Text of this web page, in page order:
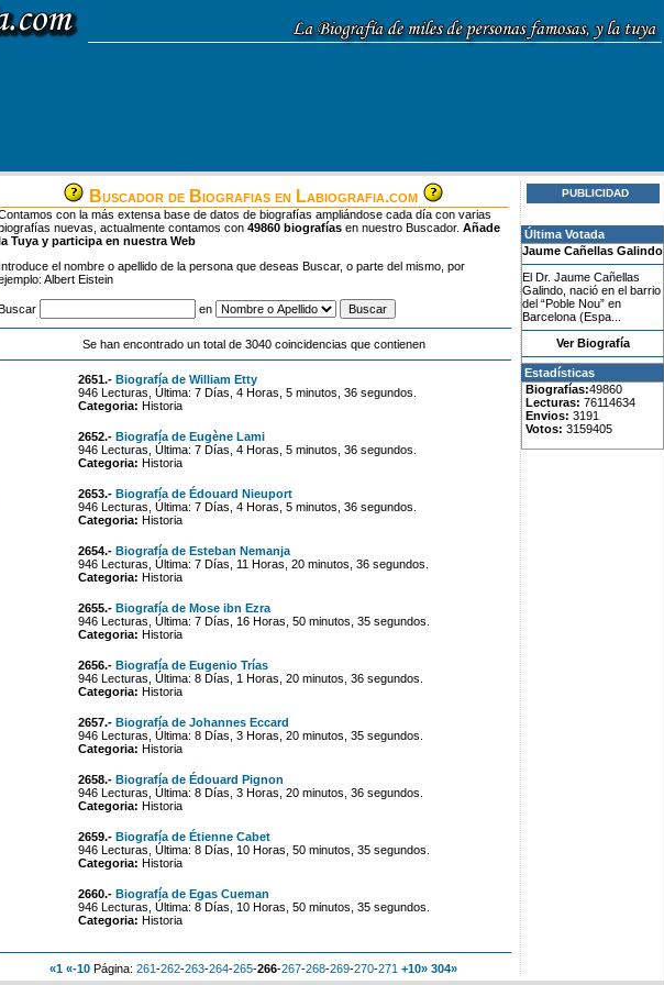
Buscador de Biografias en Labiografia.com
con la más extensa base de datos de biografías ampliándose cada día con varias
nuevas, actualmente contamos con 49860 biografías en nuestro Buscador. Añade
Tuya y participa en nuestra Web
Introduce el nombre o apellido de la persona que deseas Buscar, o parte del mismo, por
Albert Eistein
en
Se han encontrado un total de 3040 coincidencias que contienen
2651.- Biografía de William Etty
946 Lecturas, Última: 7 Días, 4 Horas, 5 minutos, 36 segundos.
Categoria: Historia
2652.- Biografía de Eugène Lami
946 Lecturas, Última: 7 Días, 4 Horas, 5 minutos, 36 segundos.
Categoria: Historia
2653.- Biografía de Édouard Nieuport
946 Lecturas, Última: 7 Días, 4 Horas, 5 minutos, 36 segundos.
Categoria: Historia
2654.- Biografía de Esteban Nemanja
946 Lecturas, Última: 7 Días, 11 Horas, 20 minutos, 36 segundos.
Categoria: Historia
2655.- Biografía de Mose ibn Ezra
946 Lecturas, Última: 7 Días, 16 Horas, 50 minutos, 35 segundos.
Categoria: Historia
2656.- Biografía de Eugenio Trías
946 Lecturas, Última: 8 Días, 1 Horas, 20 minutos, 36 segundos.
Categoria: Historia
2657.- Biografía de Johannes Eccard
946 Lecturas, Última: 8 Días, 3 Horas, 20 minutos, 35 segundos.
Categoria: Historia
2658.- Biografía de Édouard Pignon
946 Lecturas, Última: 8 Días, 3 Horas, 20 minutos, 36 segundos.
Categoria: Historia
2659.- Biografía de Étienne Cabet
946 Lecturas, Última: 8 Días, 10 Horas, 50 minutos, 35 segundos.
Categoria: Historia
2660.- Biografía de Egas Cueman
946 Lecturas, Última: 8 Días, 10 Horas, 50 minutos, 35 segundos.
Categoria: Historia
«1 «-10 Página: 261-262-263-264-265-266-267-268-269-270-271 +10» 304»
PUBLICIDAD
Última Votada
Jaume Cañellas Galindo
El Dr. Jaume Cañellas
Galindo, nació en el barrio
del “Poble Nou” en
Barcelona (Espa...
Ver Biografía
Estadísticas
Biografías:49860
Lecturas: 76114634
Envios: 3191
Votos: 3159405